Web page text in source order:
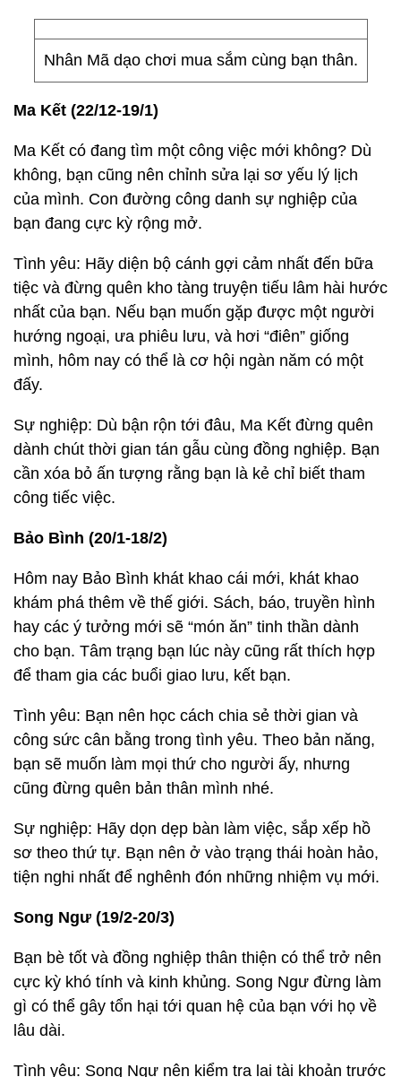
Nhân Mã dạo chơi mua sắm cùng bạn thân.
Ma Kết (22/12-19/1)
Ma Kết có đang tìm một công việc mới không? Dù
không, bạn cũng nên chỉnh sửa lại sơ yếu lý lịch
của mình. Con đường công danh sự nghiệp của
bạn đang cực kỳ rộng mở.
Tình yêu: Hãy diện bộ cánh gợi cảm nhất đến bữa
tiệc và đừng quên kho tàng truyện tiếu lâm hài hước
nhất của bạn. Nếu bạn muốn gặp được một người
hướng ngoại, ưa phiêu lưu, và hơi “điên” giống
mình, hôm nay có thể là cơ hội ngàn năm có một
đấy.
Sự nghiệp: Dù bận rộn tới đâu, Ma Kết đừng quên
dành chút thời gian tán gẫu cùng đồng nghiệp. Bạn
cần xóa bỏ ấn tượng rằng bạn là kẻ chỉ biết tham
công tiếc việc.
Bảo Bình (20/1-18/2)
Hôm nay Bảo Bình khát khao cái mới, khát khao
khám phá thêm về thế giới. Sách, báo, truyền hình
hay các ý tưởng mới sẽ “món ăn” tinh thần dành
cho bạn. Tâm trạng bạn lúc này cũng rất thích hợp
để tham gia các buổi giao lưu, kết bạn.
Tình yêu: Bạn nên học cách chia sẻ thời gian và
công sức cân bằng trong tình yêu. Theo bản năng,
bạn sẽ muốn làm mọi thứ cho người ấy, nhưng
cũng đừng quên bản thân mình nhé.
Sự nghiệp: Hãy dọn dẹp bàn làm việc, sắp xếp hồ
sơ theo thứ tự. Bạn nên ở vào trạng thái hoàn hảo,
tiện nghi nhất để nghênh đón những nhiệm vụ mới.
Song Ngư (19/2-20/3)
Bạn bè tốt và đồng nghiệp thân thiện có thể trở nên
cực kỳ khó tính và kinh khủng. Song Ngư đừng làm
gì có thể gây tổn hại tới quan hệ của bạn với họ về
lâu dài.
Tình yêu: Song Ngư nên kiểm tra lại tài khoản trước